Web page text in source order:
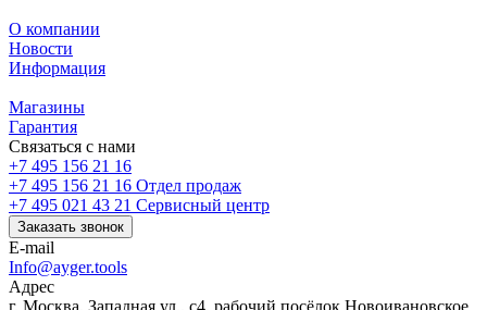
О компании
Новости
Информация
Магазины
Гарантия
Связаться с нами
+7 495 156 21 16
+7 495 156 21 16 Отдел продаж
+7 495 021 43 21 Cервисный центр
Заказать звонок
E-mail
Info@ayger.tools
Адрес
г. Москва, Западная ул., с4, рабочий посёлок Новоивановское